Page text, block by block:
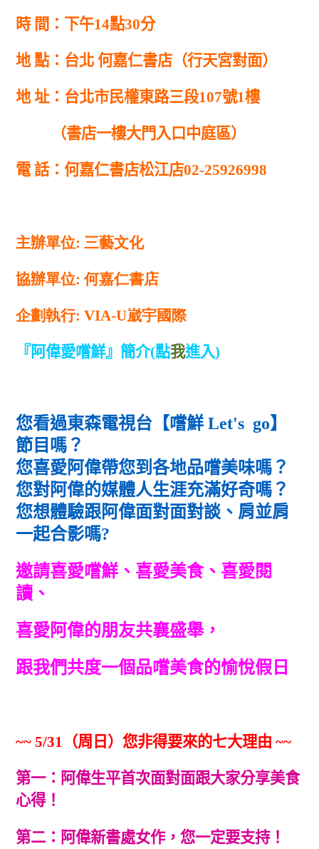
時 間：下午14點30分
地 點：台北 何嘉仁書店（行天宮對面）
地 址：台北市民權東路三段107號1樓
（書店一樓大門入口中庭區）
電 話：何嘉仁書店松江店02-25926998
主辦單位: 三藝文化
協辦單位: 何嘉仁書店
企劃執行: VIA-U崴宇國際
『阿偉愛嚐鮮』簡介(點我進入)
您看過東森電視台【嚐鮮 Let's go】
節目嗎？
您喜愛阿偉帶您到各地品嚐美味嗎？
您對阿偉的媒體人生涯充滿好奇嗎？
您想體驗跟阿偉面對面對談、肩並肩
一起合影嗎?
邀請喜愛嚐鮮、喜愛美食、喜愛閱
讀、
喜愛阿偉的朋友共襄盛舉，
跟我們共度一個品嚐美食的愉悅假日
~~ 5/31 （周日）您非得要來的七大理由 ~~
第一： 阿偉生平首次面對面跟大家分享美食
心得！
第二：阿偉新書處女作，您一定要支持！